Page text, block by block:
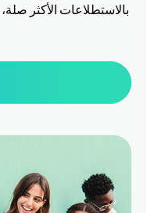
بالاستطلاعات الأكثر